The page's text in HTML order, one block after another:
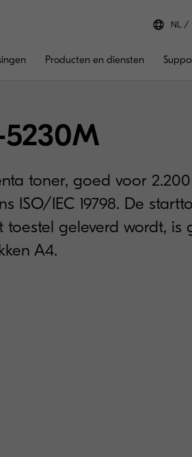
NL
Producten en diensten
5230M
toner, goed voor
ISO/IEC 19798. De
toestel geleverd wordt, is
A4.